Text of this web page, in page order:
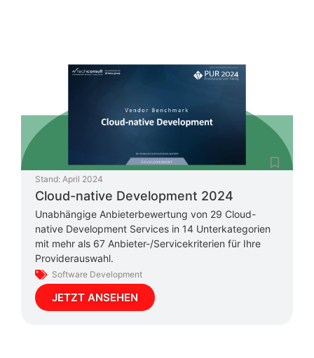
Stand: April 2024
Cloud-native Development 2024
Unabhängige Anbieterbewertung von 29 Cloud-
native Development Services in 14 Unterkategorien
mit mehr als 67 Anbieter-/Servicekriterien für Ihre
Providerauswahl.
Software Development
JETZT ANSEHEN